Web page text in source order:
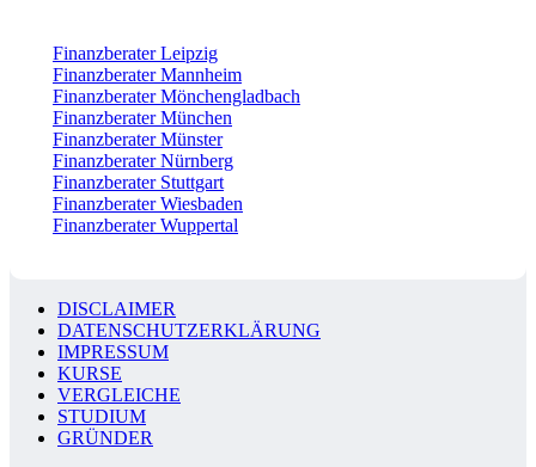
Finanzberater Leipzig
Finanzberater Mannheim
Finanzberater Mönchengladbach
Finanzberater München
Finanzberater Münster
Finanzberater Nürnberg
Finanzberater Stuttgart
Finanzberater Wiesbaden
Finanzberater Wuppertal
DISCLAIMER
DATENSCHUTZERKLÄRUNG
IMPRESSUM
KURSE
VERGLEICHE
STUDIUM
GRÜNDER